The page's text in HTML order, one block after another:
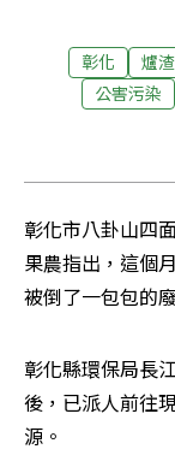
彰化 爐渣
公害污染
彰化市八卦山四
果農指出，這個
被倒了一包包的
彰化縣環保局長
後，已派人前往
源。